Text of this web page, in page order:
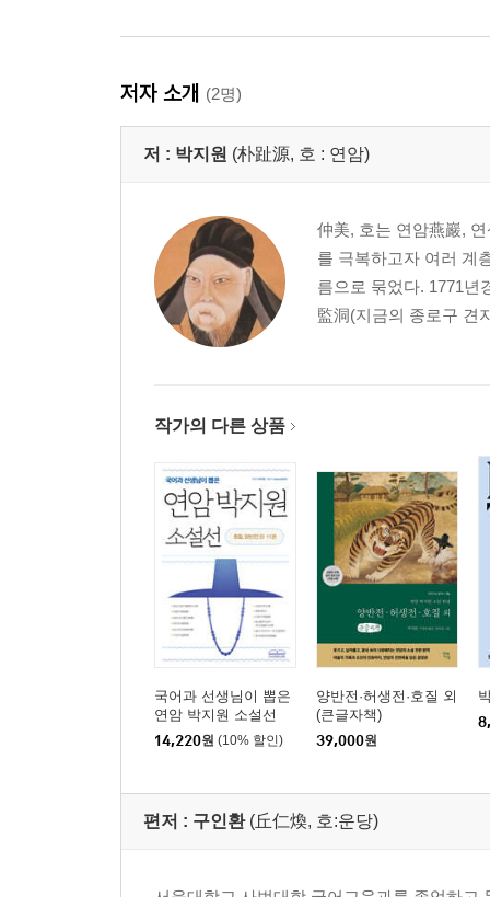
저자 소개 (2명)
저 : 박지원 (朴趾源, 호 : 연암)
仲美, 호는 연암燕巖,
를 극복하고자 여러 계
름으로 묶었다. 1771년
監洞(지금의 종로구 견
작가의 다른 상품
국어과 선생님이 뽑은
연암 박지원 소설선
14,220원 (10% 할인)
양반전·허생전·호질 외
(큰글자책)
39,000원
편저 : 구인환 (丘仁煥, 호:운당)